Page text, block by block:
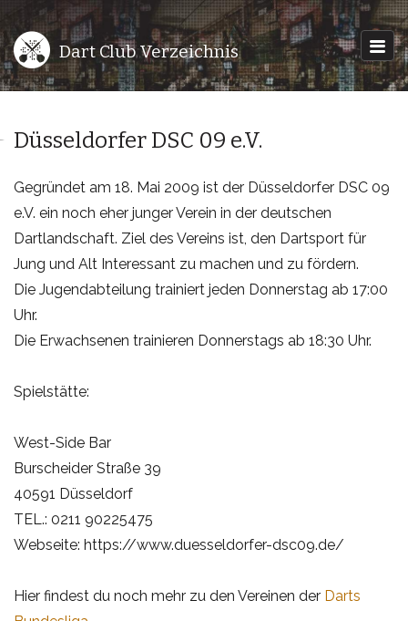
Dart Club Verzeichnis
Düsseldorfer DSC 09 e.V.
Gegründet am 18. Mai 2009 ist der Düsseldorfer DSC 09
e.V. ein noch eher junger Verein in der deutschen
Dartlandschaft. Ziel des Vereins ist, den Dartsport für
Jung und Alt Interessant zu machen und zu fördern.
Die Jugendabteilung trainiert jeden Donnerstag ab 17:00
Uhr.
Die Erwachsenen trainieren Donnerstags ab 18:30 Uhr.
Spielstätte:
West-Side Bar
Burscheider Straße 39
40591 Düsseldorf
TEL.: 0211 90225475
Webseite: https://www.duesseldorfer-dsc09.de/
Hier findest du noch mehr zu den Vereinen der Darts